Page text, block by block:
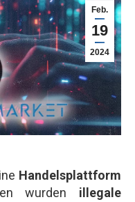
Feb.
19
2024
Handelsplattform
wurden illegale